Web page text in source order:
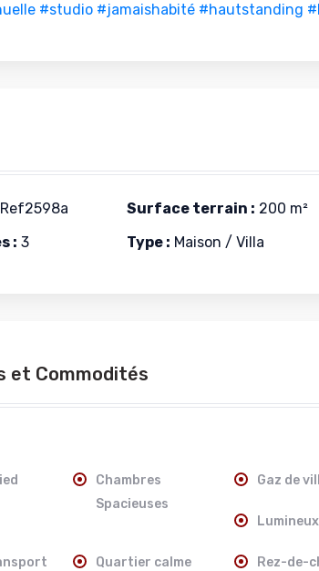
#studio #jamaishabité #hautstanding
Ref2598a Surface terrain : 200 m²
: 3 Type : Maison / Villa
et Commodités
Chambres
Spacieuses
Gaz de
Lumineux
Quartier calme Rez-de-